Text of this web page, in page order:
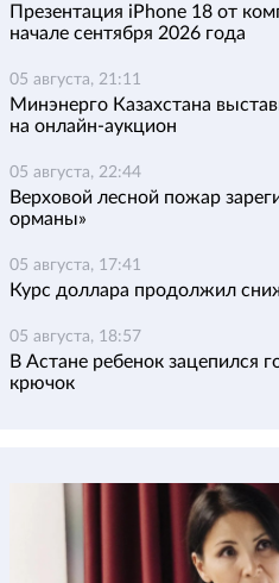
Презентация iPhone 18 от
начале сентября 2026 года
05 августа, 21:11
Минэнерго Казахстана
на онлайн-аукцион
05 августа, 22:44
Верховой лесной пожар
орманы»
05 августа, 17:41
Курс доллара продолжил
05 августа, 18:57
В Астане ребенок зацепился
крючок